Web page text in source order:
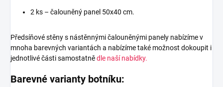
2 ks – čalouněný panel 50x40 cm.
Předsíňové stěny s nástěnnými čalouněnými panely nabízíme v
mnoha barevných variantách a nabízíme také možnost dokoupit i
jednotlivé části samostatnědle naší nabídky.
Barevné varianty botníku: